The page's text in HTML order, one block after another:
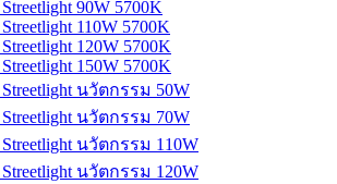
90W 5700K
110W 5700K
120W 5700K
150W 5700K
Streetlight นวัตกรรม 50W
Streetlight นวัตกรรม 70W
Streetlight นวัตกรรม 110W
Streetlight นวัตกรรม 120W